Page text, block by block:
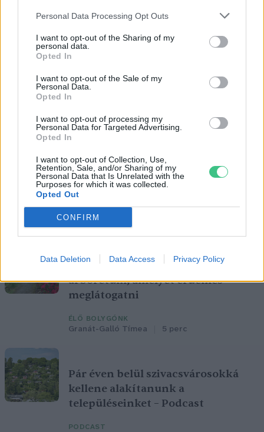
Personal Data Processing Opt Outs
I want to opt-out of the Sharing of my
personal data.
Opted In
I want to opt-out of the Sale of my
Personal Data.
Opted In
I want to opt-out of processing my
Personal Data for Targeted Advertising.
Opted In
I want to opt-out of Collection, Use,
Retention, Sale, and/or Sharing of my
Personal Data that Is Unrelated with the
Purposes for which it was collected.
Opted Out
CONFIRM
Data Deletion Data Access Privacy Policy
Még Paks kiesését is áthidalhatná a
megfelelő energiatárolás
ENERGIA
Cickafark – Az évezredek óta ismert
gyógynövény
Börzsey Barbara
Nem csak növényrajongóknak! – 8
arborétum, amelyet érdemes
meglátogatni
ÉLŐ BOLYGÓNK
Granát-Galló Tímea 5 perc
Pár éven belül szivacsvárosokká
kellene alakítanunk a
településeinket – Podcast
PODCAST